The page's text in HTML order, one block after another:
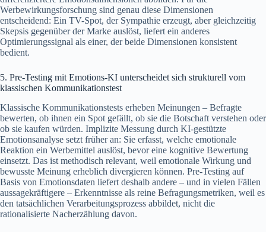
Werbewirkungsforschung sind genau diese Dimensionen
entscheidend: Ein TV-Spot, der Sympathie erzeugt, aber gleichzeitig
Skepsis gegenüber der Marke auslöst, liefert ein anderes
Optimierungssignal als einer, der beide Dimensionen konsistent
bedient.
5. Pre-Testing mit Emotions-KI unterscheidet sich strukturell vom
klassischen Kommunikationstest
Klassische Kommunikationstests erheben Meinungen – Befragte
bewerten, ob ihnen ein Spot gefällt, ob sie die Botschaft verstehen oder
ob sie kaufen würden. Implizite Messung durch KI-gestützte
Emotionsanalyse setzt früher an: Sie erfasst, welche emotionale
Reaktion ein Werbemittel auslöst, bevor eine kognitive Bewertung
einsetzt. Das ist methodisch relevant, weil emotionale Wirkung und
bewusste Meinung erheblich divergieren können. Pre-Testing auf
Basis von Emotionsdaten liefert deshalb andere – und in vielen Fällen
aussagekräftigere – Erkenntnisse als reine Befragungsmetriken, weil es
den tatsächlichen Verarbeitungsprozess abbildet, nicht die
rationalisierte Nacherzählung davon.